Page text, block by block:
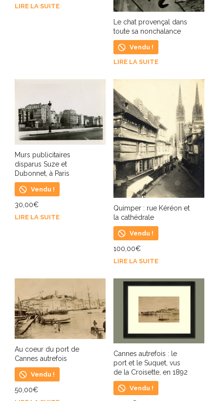
LIRE LA SUITE
Le chat provençal dans
toute sa nonchalance
Vendu !
LIRE LA SUITE
Murs publicitaires
disparus Suze et
Dubonnet, à Paris
Vendu !
30,00€
LIRE LA SUITE
Quimper : rue Kéréon et
la cathédrale
Vendu !
100,00€
LIRE LA SUITE
Au coeur du port de
Cannes autrefois
Vendu !
50,00€
Cannes autrefois : le
port et le Suquet, vus
de la Croisette, en 1892
Vendu !